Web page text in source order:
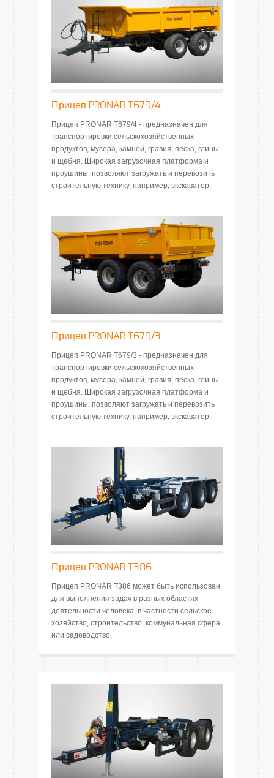
Прицеп PRONAR T679/4
Прицеп PRONAR T679/4 - предназначен для
транспортировки сельскохозяйственных
продуктов, мусора, камней, гравия, песка, глины
и щебня. Широкая загрузочная платформа и
проушины, позволяют загружать и перевозить
строительную технику, например, экскаватор.
Прицеп PRONAR T679/3
Прицеп PRONAR T679/3 - предназначен для
транспортировки сельскохозяйственных
продуктов, мусора, камней, гравия, песка, глины
и щебня. Широкая загрузочная платформа и
проушины, позволяют загружать и перевозить
строительную технику, например, экскаватор.
Прицеп PRONAR T386
Прицеп PRONAR T386 может быть использован
для выполнения задач в разных областях
деятельности человека, в частности сельское
хозяйство, строительство, коммунальная сфера
или садоводство.